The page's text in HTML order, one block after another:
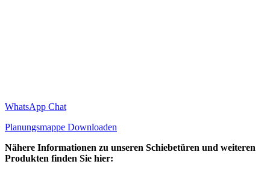
WhatsApp Chat
Planungsmappe Downloaden
Nähere Informationen zu unseren Schiebetüren und weiteren
Produkten finden Sie hier: